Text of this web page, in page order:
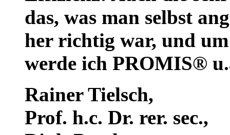
das, was man selbst
her richtig war, und
werde ich PROMIS®
Rainer Tielsch,
Prof. h.c. Dr. rer. sec.,